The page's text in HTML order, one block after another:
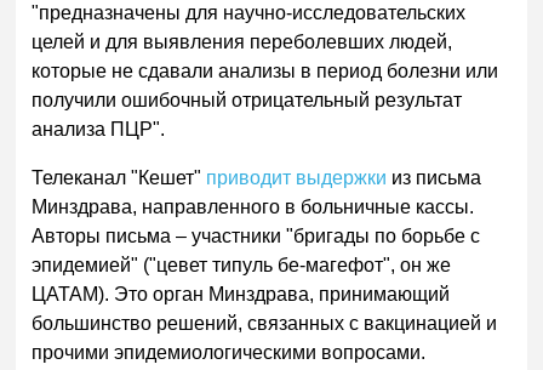
"предназначены для научно-исследовательских
целей и для выявления переболевших людей,
которые не сдавали анализы в период болезни или
получили ошибочный отрицательный результат
анализа ПЦР".
Телеканал "Кешет" приводит выдержки из письма
Минздрава, направленного в больничные кассы.
Авторы письма – участники "бригады по борьбе с
эпидемией" ("цевет типуль бе-магефот", он же
ЦАТАМ). Это орган Минздрава, принимающий
большинство решений, связанных с вакцинацией и
прочими эпидемиологическими вопросами.